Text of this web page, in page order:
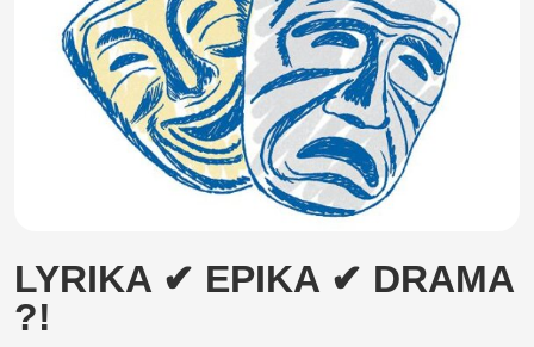
LYRIKA ✔ EPIKA ✔ DRAMA
?!